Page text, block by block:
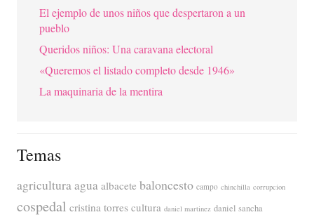
El ejemplo de unos niños que despertaron a un
pueblo
Queridos niños: Una caravana electoral
«Queremos el listado completo desde 1946»
La maquinaria de la mentira
Temas
agricultura agua albacete baloncesto campo chinchilla corrupcion
cospedal cristina torres cultura daniel martinez daniel sancha